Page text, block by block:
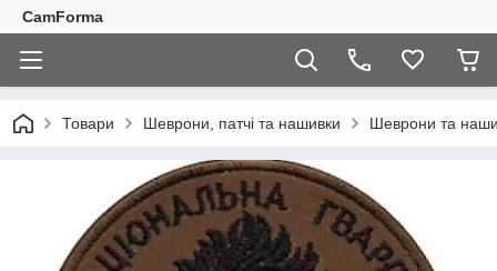
CamForma
Товари Шеврони, патчі та нашивки Шеврони та